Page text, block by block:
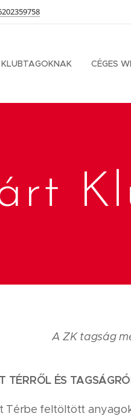
KLUBTAGOKNAK CÉGES
A ZK tagság
TÉRRŐL ÉS
Térbe feltöltött